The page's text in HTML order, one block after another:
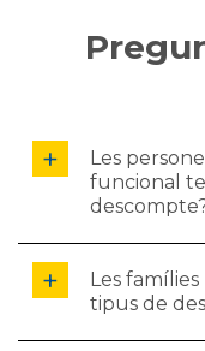
Les
funcional
Les
tipus de